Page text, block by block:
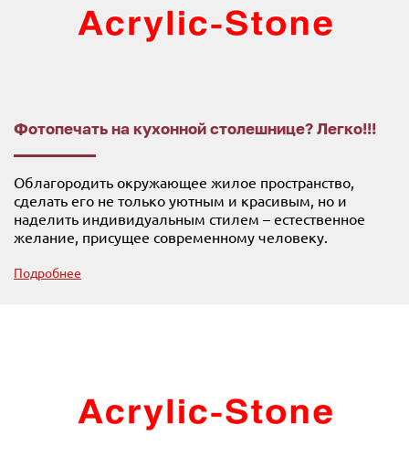
Фотопечать на кухонной столешнице? Легко!!!
Облагородить окружающее жилое пространство,
сделать его не только уютным и красивым, но и
наделить индивидуальным стилем – естественное
желание, присущее современному человеку.
Подробнее